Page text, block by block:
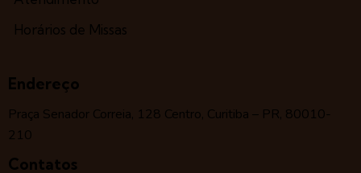
Horários de Missas
Endereço
Praça Senador Correia, 128 Centro, Curitiba – PR, 80010-
210
Contatos